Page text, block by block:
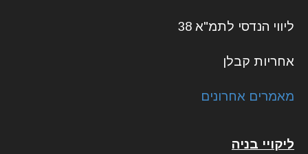
ליווי הנדסי לתמ"א 38
אחריות קבלן
מאמרים אחרונים
ליקויי בניה